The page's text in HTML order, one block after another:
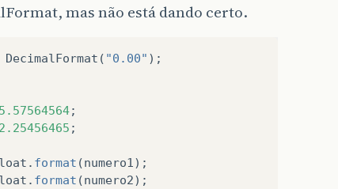
mas não está dando certo.
DecimalFormat ( "0.00" );
;
;
. format (numero1 );
. format (numero2);